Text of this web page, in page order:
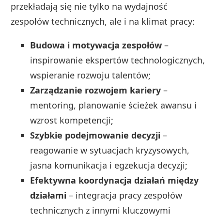
przekładają się nie tylko na wydajność
zespołów technicznych, ale i na klimat pracy:
Budowa i motywacja zespołów –
inspirowanie ekspertów technologicznych,
wspieranie rozwoju talentów;
Zarządzanie rozwojem kariery –
mentoring, planowanie ścieżek awansu i
wzrost kompetencji;
Szybkie podejmowanie decyzji –
reagowanie w sytuacjach kryzysowych,
jasna komunikacja i egzekucja decyzji;
Efektywna koordynacja działań między
działami – integracja pracy zespołów
technicznych z innymi kluczowymi